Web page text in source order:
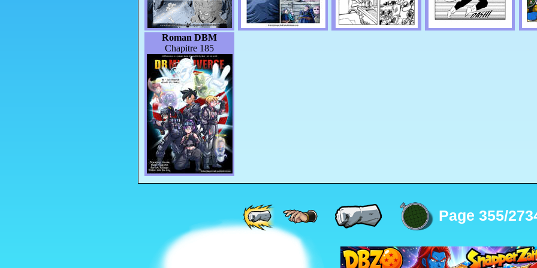
Roman DBM
Chapitre 185
Page 355/